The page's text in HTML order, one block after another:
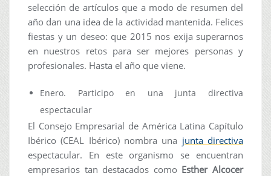
selección de artículos que a modo de resumen del
año dan una idea de la actividad mantenida. Felices
fiestas y un deseo: que 2015 nos exija superarnos
en nuestros retos para ser mejores personas y
profesionales. Hasta el año que viene.
Enero. Participo en una junta directiva
espectacular
El Consejo Empresarial de América Latina Capítulo
Ibérico (CEAL Ibérico) nombra una junta directiva
espectacular. En este organismo se encuentran
empresarios tan destacados como Esther Alcocer